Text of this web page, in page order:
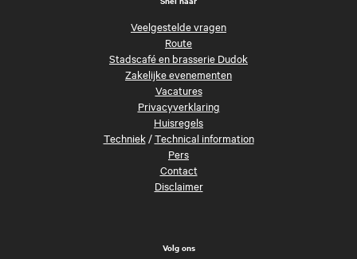
Veelgestelde vragen
Route
Stadscafé en brasserie Dudok
Zakelijke evenementen
Vacatures
Privacyverklaring
Huisregels
Techniek/Technical information
Pers
Contact
Disclaimer
Volg ons